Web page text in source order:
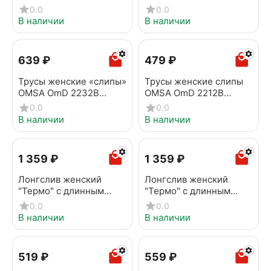
OMSA OmD 2231B
Invisible Slip Maxi Perla
0.0
В наличии
воротником OMSA OmD
1624T RB Avorio
0.0
В наличии
‍639‍ ₽
Трусы женские «слипы»
OMSA OmD 2232B
Invisible Slip Maxi Beige
0.0
В наличии
‍479‍ ₽
Трусы женские слипы
OMSA OmD 2212B
Invisible Slip Avorio
0.0
В наличии
1 359 ₽
Лонгслив женский
"Термо" с длинным
рукавом OMSA OmD
1612T PV jeans
0.0
В наличии
1 359 ₽
Лонгслив женский
"Термо" с длинным
рукавом OMSA OmD
1612T PV latte
0.0
В наличии
‍519‍ ₽ ‍559‍ ₽